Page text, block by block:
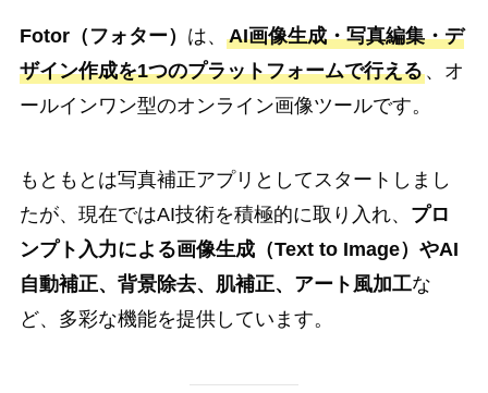
Fotor（フォター） は、 AI画像生成・写真編集・デ
ザイン作成を1つのプラットフォームで行える、オ
ールインワン型のオンライン画像ツールです。
もともとは写真補正アプリとしてスタートしまし
たが、現在ではAI技術を積極的に取り入れ、 プロ
ンプト入力による画像生成（Text to Image）やAI
自動補正、背景除去、肌補正、アート風加工な
ど、多彩な機能を提供しています。